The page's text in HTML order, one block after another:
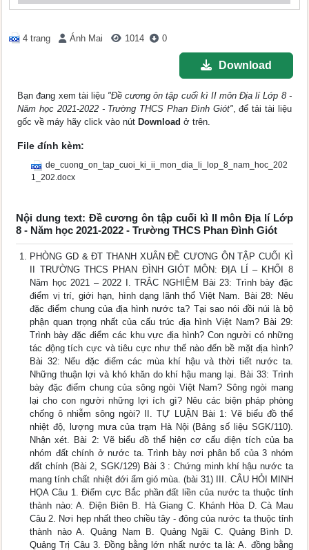
4 trang Ánh Mai 1014 0
Download
Bạn đang xem tài liệu "Đề cương ôn tập cuối kì II môn Địa lí Lớp 8 -
Năm học 2021-2022 - Trường THCS Phan Đình Giót", để tải tài liệu
gốc về máy hãy click vào nút Download ở trên.
File đính kèm:
de_cuong_on_tap_cuoi_ki_ii_mon_dia_li_lop_8_nam_hoc_202
1_202.docx
Nội dung text: Đề cương ôn tập cuối kì II môn Địa lí Lớp
8 - Năm học 2021-2022 - Trường THCS Phan Đình Giót
PHÒNG GD & ĐT THANH XUÂN ĐỀ CƯƠNG ÔN TẬP CUỐI KÌ
II TRƯỜNG THCS PHAN ĐÌNH GIÓT MÔN: ĐỊA LÍ – KHỐI 8
Năm học 2021 – 2022 I. TRẮC NGHIỆM Bài 23: Trình bày đặc
điểm vị trí, giới hạn, hình dạng lãnh thổ Việt Nam. Bài 28: Nêu
đặc điểm chung của địa hình nước ta? Tại sao nói đồi núi là bộ
phận quan trọng nhất của cấu trúc địa hình Việt Nam? Bài 29:
Trình bày đặc điểm các khu vực địa hình? Con người có những
tác động tích cực và tiêu cực như thế nào đến bề mặt địa hình?
Bài 32: Nếu đặc điểm các mùa khí hậu và thời tiết nước ta.
Những thuận lợi và khó khăn do khí hậu mang lại. Bài 33: Trình
bày đặc điểm chung của sông ngòi Việt Nam? Sông ngòi mang
lại cho con người những lợi ích gì? Nêu các biện pháp phòng
chống ô nhiễm sông ngòi? II. TỰ LUẬN Bài 1: Vẽ biểu đồ thể
nhiệt độ, lượng mưa của trạm Hà Nội (Bảng số liệu SGK/110).
Nhận xét. Bài 2: Vẽ biểu đồ thể hiện cơ cấu diện tích của ba
nhóm đất chính ở nước ta. Trình bày nơi phân bố của 3 nhóm
đất chính (Bài 2, SGK/129) Bài 3 : Chứng minh khí hậu nước ta
mang tính chất nhiệt đới ẩm gió mùa. (bài 31) III. CÂU HỎI MINH
HỌA Câu 1. Điểm cực Bắc phần đất liền của nước ta thuộc tỉnh
thành nào: A. Điện Biên B. Hà Giang C. Khánh Hòa D. Cà Mau
Câu 2. Nơi hẹp nhất theo chiều tây - đông của nước ta thuộc tỉnh
thành nào A. Quảng Nam B. Quảng Ngãi C. Quảng Bình D.
Quảng Trị Câu 3. Đồng bằng lớn nhất nước ta là: A. đồng bằng